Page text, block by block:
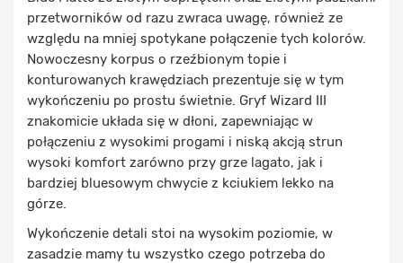
przetworników od razu zwraca uwagę, również ze
względu na mniej spotykane połączenie tych kolorów.
Nowoczesny korpus o rzeźbionym topie i
konturowanych krawędziach prezentuje się w tym
wykończeniu po prostu świetnie. Gryf Wizard III
znakomicie układa się w dłoni, zapewniając w
połączeniu z wysokimi progami i niską akcją strun
wysoki komfort zarówno przy grze lagato, jak i
bardziej bluesowym chwycie z kciukiem lekko na
górze.
Wykończenie detali stoi na wysokim poziomie, w
zasadzie mamy tu wszystko czego potrzeba do